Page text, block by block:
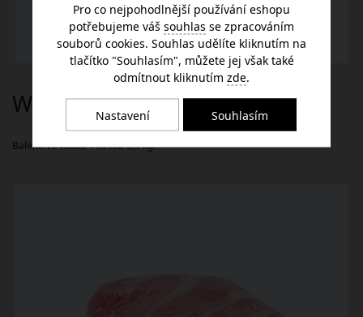
Baleno ve vakuu 1 ks cca 3,5 kg.
Wagyu Malý ořech Sloupnice
Pro co nejpohodlnější používání eshopu
potřebujeme váš souhlas se zpracováním
souborů cookies. Souhlas udělíte kliknutím na
tlačítko "Souhlasím", můžete jej však také
odmítnout kliknutím zde.
Nastavení Souhlasím